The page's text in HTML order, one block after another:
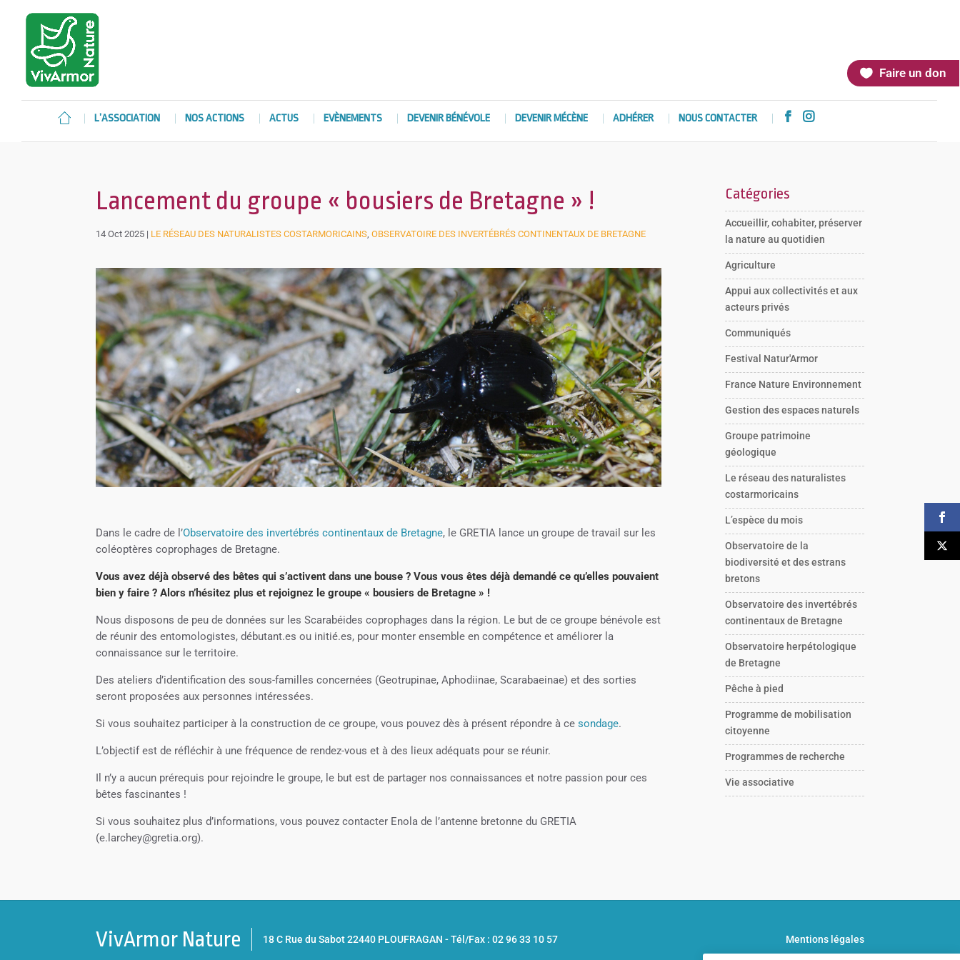
Faire un don
L’ASSOCIATION NOS ACTIONS ACTUS EVÈNEMENTS DEVENIR BÉNÉVOLE DEVENIR MÉCÈNE ADHÉRER NOUS CONTACTER  
Lancement du groupe « bousiers de Bretagne » !
14 Oct 2025 | LE RÉSEAU DES NATURALISTES COSTARMORICAINS,OBSERVATOIRE DES INVERTÉBRÉS CONTINENTAUX DE BRETAGNE
Dans le cadre de l’Observatoire des invertébrés continentaux de Bretagne, le GRETIA lance un groupe de travail sur les
coléoptères coprophages de Bretagne.
Vous avez déjà observé des bêtes qui s’activent dans une bouse ? Vous vous êtes déjà demandé ce qu’elles pouvaient
bien y faire ? Alors n’hésitez plus et rejoignez le groupe « bousiers de Bretagne » !
Nous disposons de peu de données sur les Scarabéides coprophages dans la région. Le but de ce groupe bénévole est
de réunir des entomologistes, débutant.es ou initié.es, pour monter ensemble en compétence et améliorer la
connaissance sur le territoire.
Des ateliers d’identification des sous-familles concernées (Geotrupinae, Aphodiinae, Scarabaeinae) et des sorties
seront proposées aux personnes intéressées.
Si vous souhaitez participer à la construction de ce groupe, vous pouvez dès à présent répondre à cesondage.
L’objectif est de réfléchir à une fréquence de rendez-vous et à des lieux adéquats pour se réunir.
Il n’y a aucun prérequis pour rejoindre le groupe, le but est de partager nos connaissances et notre passion pour ces
bêtes fascinantes !
Si vous souhaitez plus d’informations, vous pouvez contacter Enola de l’antenne bretonne du GRETIA
(e.larchey@gretia.org).
Catégories
Accueillir, cohabiter, préserver
la nature au quotidien
Agriculture
Appui aux collectivités et aux
acteurs privés
Communiqués
Festival Natur'Armor
France Nature Environnement
Gestion des espaces naturels
Groupe patrimoine
géologique
Le réseau des naturalistes
costarmoricains
L’espèce du mois
Observatoire de la
biodiversité et des estrans
bretons
Observatoire des invertébrés
continentaux de Bretagne
Observatoire herpétologique
de Bretagne
Pêche à pied
Programme de mobilisation
citoyenne
Programmes de recherche
Vie associative
VivArmor Nature 18 C Rue du Sabot 22440 PLOUFRAGAN -Tél/Fax : 02 96 33 10 57 Mentions légales